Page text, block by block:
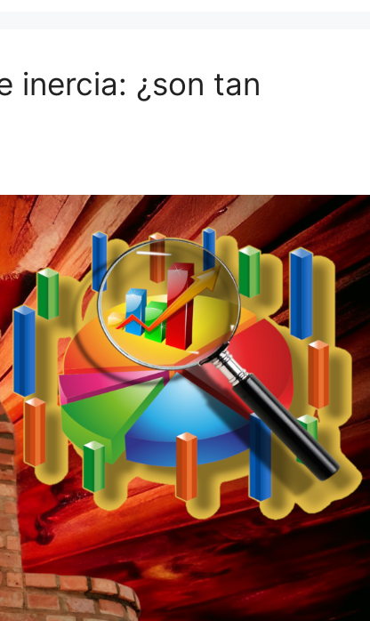
inercia: ¿son tan